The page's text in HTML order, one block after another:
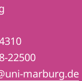
22500
marburg.de